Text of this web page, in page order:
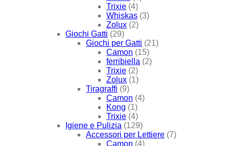
Trixie (4)
Whiskas (3)
Zolux (2)
Giochi Gatti (29)
Giochi per Gatti (21)
Camon (15)
ferribiella (2)
Trixie (2)
Zolux (1)
Tiragraffi (9)
Camon (4)
Kong (1)
Trixie (4)
Igiene e Pulizia (129)
Accessori per Lettiere (7)
Camon (4)